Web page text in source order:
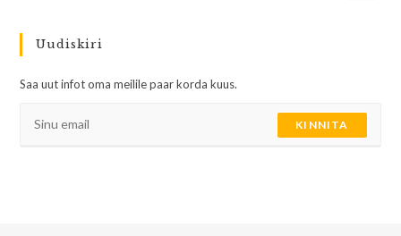
Uudiskiri
Saa uut infot oma meilile paar korda kuus.
KINNITA